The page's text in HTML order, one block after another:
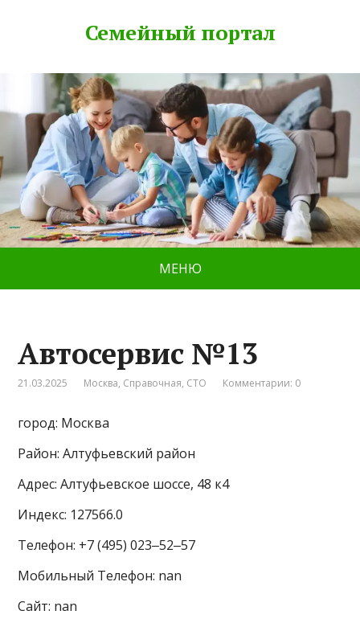
Семейный портал
МЕНЮ
Автосервис №13
21.03.2025 Москва, Справочная, СТО Комментарии: 0
город: Москва
Район: Алтуфьевский район
Адрес: Алтуфьевское шоссе, 48 к4
Индекс: 127566.0
Телефон: +7 (495) 023‒52‒57
Мобильный Телефон: nan
Сайт: nan